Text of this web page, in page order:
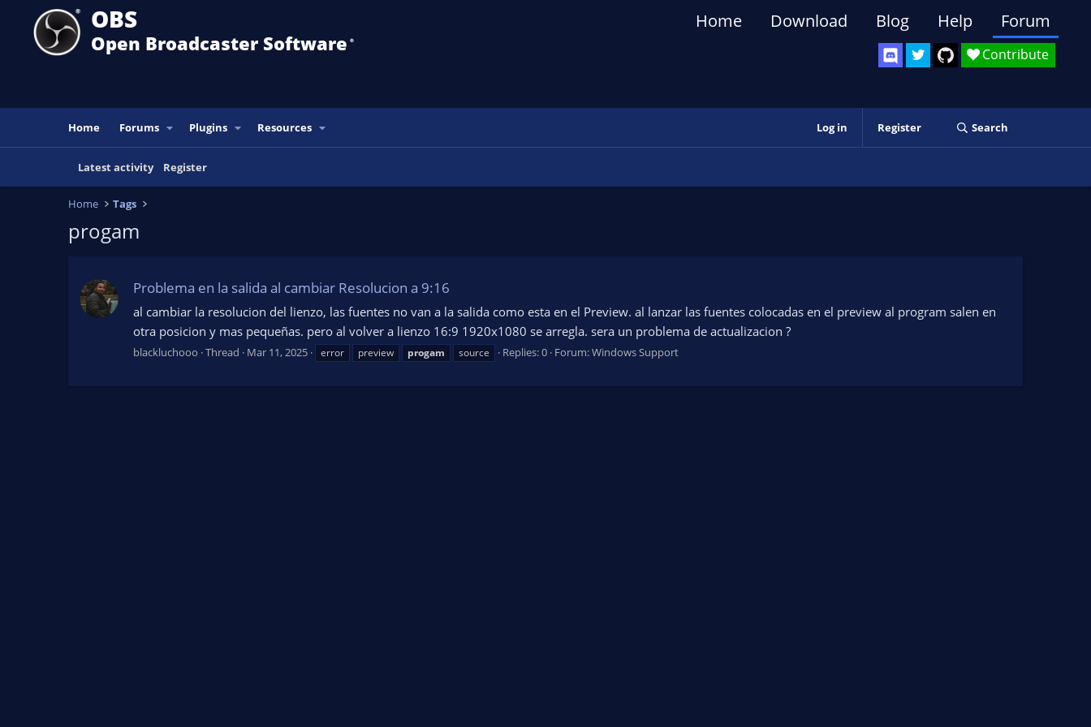
OBS
Open Broadcaster Software ®️
Contribute
Home Download Blog Help Forum
Home Forums Plugins Resources Log in Register Search
Latest activity Register
Home Tags
progam
Problema en la salida al cambiar Resolucion a 9:16
al cambiar la resolucion del lienzo, las fuentes no van a la salida como esta en el Preview. al lanzar las fuentes colocadas en el preview al program salen en
otra posicion y mas pequeñas. pero al volver a lienzo 16:9 1920x1080 se arregla. sera un problema de actualizacion ?
blackluchooo Thread Mar 11, 2025 error preview progam source Replies: 0 Forum:Windows Support